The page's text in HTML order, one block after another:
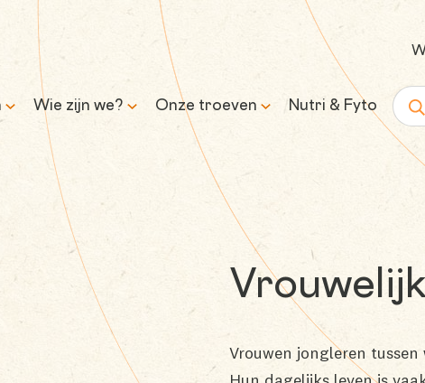
Wie zijn we?
Ons verhaal
Onze missie en belofte
Onze troeven
Wetenschap & expertise
Transparantie &
verantwoorde formules
Controle & kwaliteit
Nutri & Fyto
Vrouwen jongleren tussen